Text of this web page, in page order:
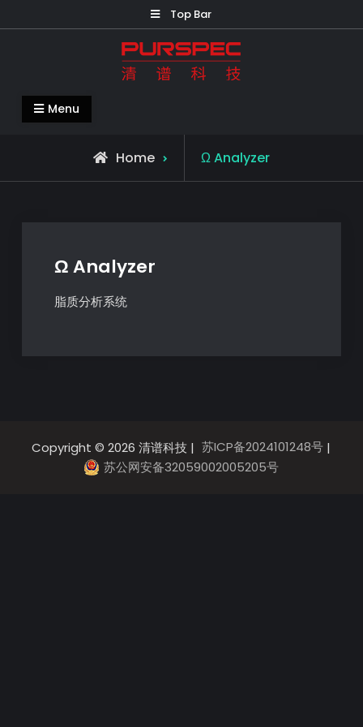
Top Bar
清谱科技中国官网-PURSPEC-让人类生
Menu
Home Ω Analyzer
Ω Analyzer
脂质分析系统
Copyright © 2026 清谱科技 | 苏ICP备2024101248号 |
苏公网安备32059002005205号